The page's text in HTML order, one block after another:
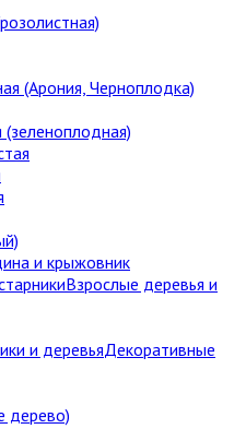
(Арония, Черноплодка)
и крыжовник
Взрослые деревья и
Декоративные
дерево)